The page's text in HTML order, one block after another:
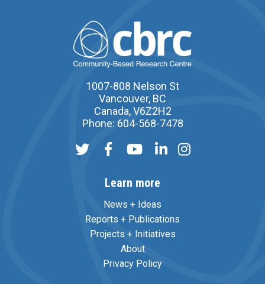
1007-808 Nelson St
Vancouver, BC
Canada, V6Z2H2
Phone: 604-568-7478
Learn more
News + Ideas
Reports + Publications
Projects + Initiatives
About
Privacy Policy